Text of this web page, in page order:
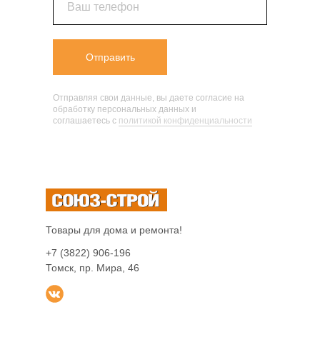
Ваш телефон
Отправить
Отправляя свои данные, вы даете согласие на
обработку персональных данных и
соглашаетесь c политикой конфиденциальности
Товары для дома и ремонта!
+7 (3822) 906-196
Томск, пр. Мира, 46